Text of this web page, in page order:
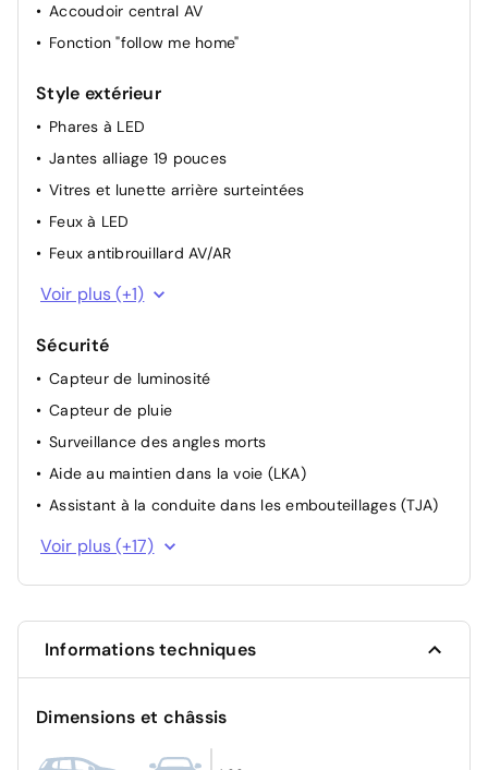
Accoudoir central AV
Fonction "follow me home"
Style extérieur
Phares à LED
Jantes alliage 19 pouces
Vitres et lunette arrière surteintées
Feux à LED
Feux antibrouillard AV/AR
Rails de toit alu
Voir plus (+1)
Sécurité
Capteur de luminosité
Capteur de pluie
Surveillance des angles morts
Aide au maintien dans la voie (LKA)
Assistant à la conduite dans les embouteillages (TJA)
Avertissement de changement de voie (LDW)
Siège AR ISOFIX avec ancrages supérieur et inférieur
Capteur de pression des pneus TPMS direct
Avertisseur de somnolence (DMS)
Voir plus (+17)
Informations techniques
Dimensions et châssis